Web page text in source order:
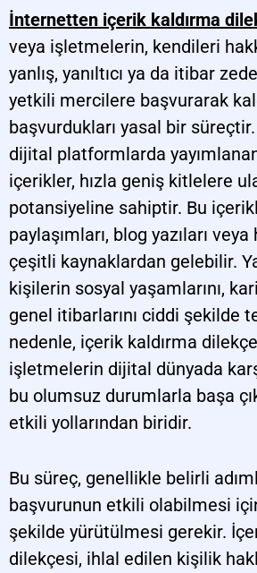
İnternetten içerik kaldırma
veya işletmelerin, kendileri
yanlış, yanıltıcı ya da itibar
yetkili mercilere başvurarak
başvurdukları yasal bir
dijital platformlarda
içerikler, hızla geniş kitlelere
potansiyeline sahiptir. Bu
paylaşımları, blog yazıları
çeşitli kaynaklardan gelebilir.
kişilerin sosyal yaşamlarını,
genel itibarlarını ciddi şekilde
nedenle, içerik kaldırma
işletmelerin dijital dünyada
bu olumsuz durumlarla başa
etkili yollarından biridir.
Bu süreç, genellikle belirli
başvurunun etkili olabilmesi
şekilde yürütülmesi gerekir.
dilekçesi, ihlal edilen kişilik